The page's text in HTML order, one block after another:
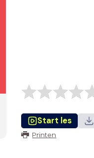
Start les
Printen